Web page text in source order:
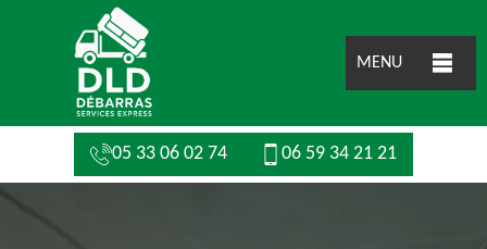
MENU
05 33 06 02 74 06 59 34 21 21